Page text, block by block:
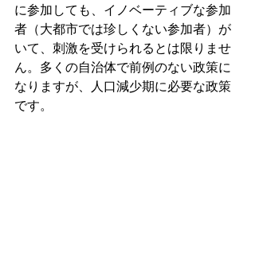
に参加しても、イノベーティブな参加
者（大都市では珍しくない参加者）が
いて、刺激を受けられるとは限りませ
ん。多くの自治体で前例のない政策に
なりますが、人口減少期に必要な政策
です。